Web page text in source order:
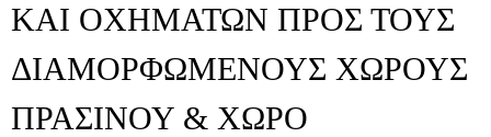
ΚΑΙ ΟΧΗΜΑΤΩΝ ΠΡΟΣ ΤΟΥΣ
ΔΙΑΜΟΡΦΩΜΕΝΟΥΣ ΧΩΡΟΥΣ
ΠΡΑΣΙΝΟΥ & ΧΩΡΟ